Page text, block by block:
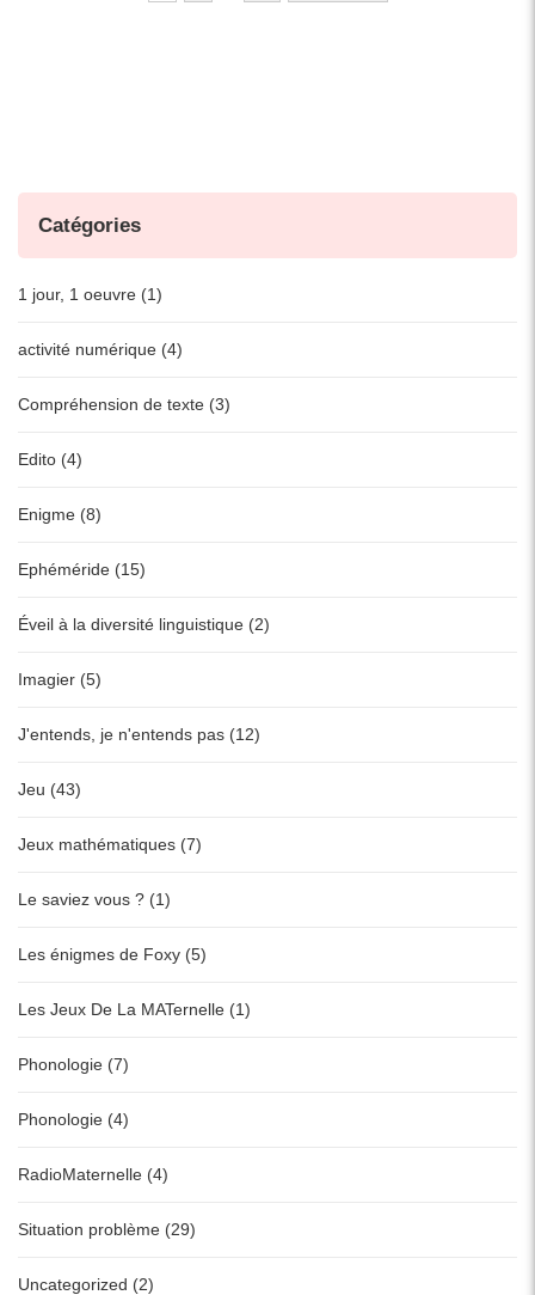
Catégories
1 jour, 1 oeuvre (1)
activité numérique (4)
Compréhension de texte (3)
Edito (4)
Enigme (8)
Ephéméride (15)
Éveil à la diversité linguistique (2)
Imagier (5)
J'entends, je n'entends pas (12)
Jeu (43)
Jeux mathématiques (7)
Le saviez vous ? (1)
Les énigmes de Foxy (5)
Les Jeux De La MATernelle (1)
Phonologie (7)
Phonologie (4)
RadioMaternelle (4)
Situation problème (29)
Uncategorized (2)